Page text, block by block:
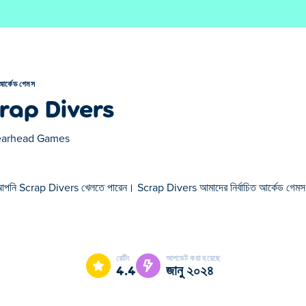
গেমস
Divers
Games
Scrap Divers খেলতে পারেন। Scrap Divers আমাদের নির্বাচিত আর্কেড
রেটিং
4.4
আপডেট করা হয়েছে
জানু ২০২৪